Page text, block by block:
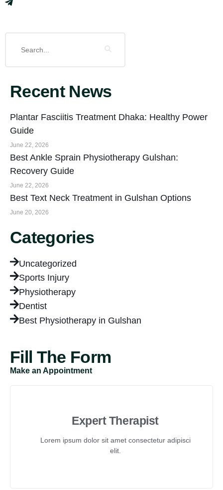
Recent News
Plantar Fasciitis Treatment Dhaka: Healthy Power
Guide
June 22, 2026
Best Ankle Sprain Physiotherapy Gulshan:
Recovery Guide
June 22, 2026
Best Text Neck Treatment in Gulshan Options
June 20, 2026
Categories
Uncategorized
Sports Injury
Physiotherapy
Dentist
Best Physiotherapy in Gulshan
Fill The Form
Make an Appointment
Expert Therapist
Lorem ipsum dolor sit amet consectetur adipisci
elit.